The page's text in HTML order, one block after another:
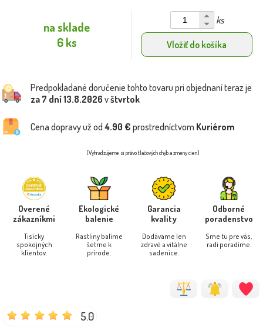
na sklade
6 ks
ks
Vložiť do košíka
Predpokladané doručenie tohto tovaru pri objednaní teraz je
za 7 dní13.8.2026 vštvrtok
Cena dopravy už od 4.90 € prostredníctvom Kuriérom
(Vyhradzujeme si právo tlačových chýb a zmeny cien)
Overené
zákazníkmi
Tisícky
spokojných
klientov.
Ekologické
balenie
Rastliny balíme
šetrne k
prírode.
Garancia
kvality
Dodávame len
zdravé a vitálne
sadenice.
Odborné
poradenstvo
Sme tu pre vás,
radi poradíme.
5.0